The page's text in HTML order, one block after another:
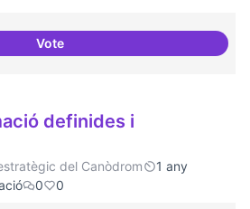
VotePunt de defensa de Drets
definides i
del Canòdrom
1 any
0 0